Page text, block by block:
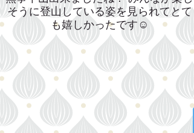
そうに登山している姿を見られてとて
も嬉しかったです☺️